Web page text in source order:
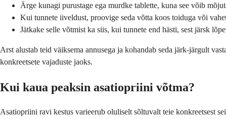
Ärge kunagi purustage ega murdke tablette, kuna see võib
Kui tunnete iiveldust, proovige seda võtta koos toiduga või
Jätkake selle võtmist ka siis, kui tunnete end hästi, sest järsk
Arst alustab teid väiksema annusega ja kohandab seda järk-järgult
konkreetsete vajaduste jaoks.
Kui kaua peaksin asatiopriini võtma?
Asatiopriini ravi kestus varieerub oluliselt sõltuvalt teie konkreetsest